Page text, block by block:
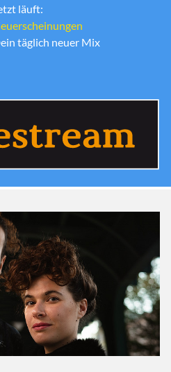
läuft:
täglich neuer Mix